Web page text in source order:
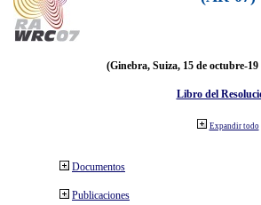
(Ginebra, Suiza, 15 de octubre-19
Libro del
Expandir todo
Documentos
Publicaciones